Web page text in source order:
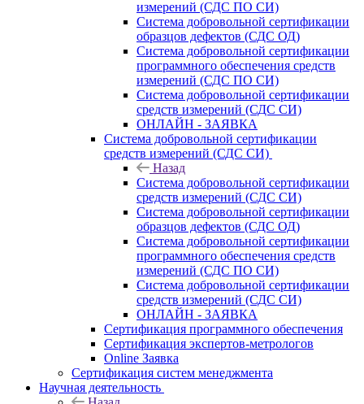
измерений (СДС ПО СИ)
Система добровольной сертификации
образцов дефектов (СДС ОД)
Система добровольной сертификации
программного обеспечения средств
измерений (СДС ПО СИ)
Система добровольной сертификации
средств измерений (СДС СИ)
ОНЛАЙН - ЗАЯВКА
Система добровольной сертификации
средств измерений (СДС СИ)
Назад
Система добровольной сертификации
средств измерений (СДС СИ)
Система добровольной сертификации
образцов дефектов (СДС ОД)
Система добровольной сертификации
программного обеспечения средств
измерений (СДС ПО СИ)
Система добровольной сертификации
средств измерений (СДС СИ)
ОНЛАЙН - ЗАЯВКА
Сертификация программного обеспечения
Сертификация экспертов-метрологов
Online Заявка
Сертификация систем менеджмента
Научная деятельность